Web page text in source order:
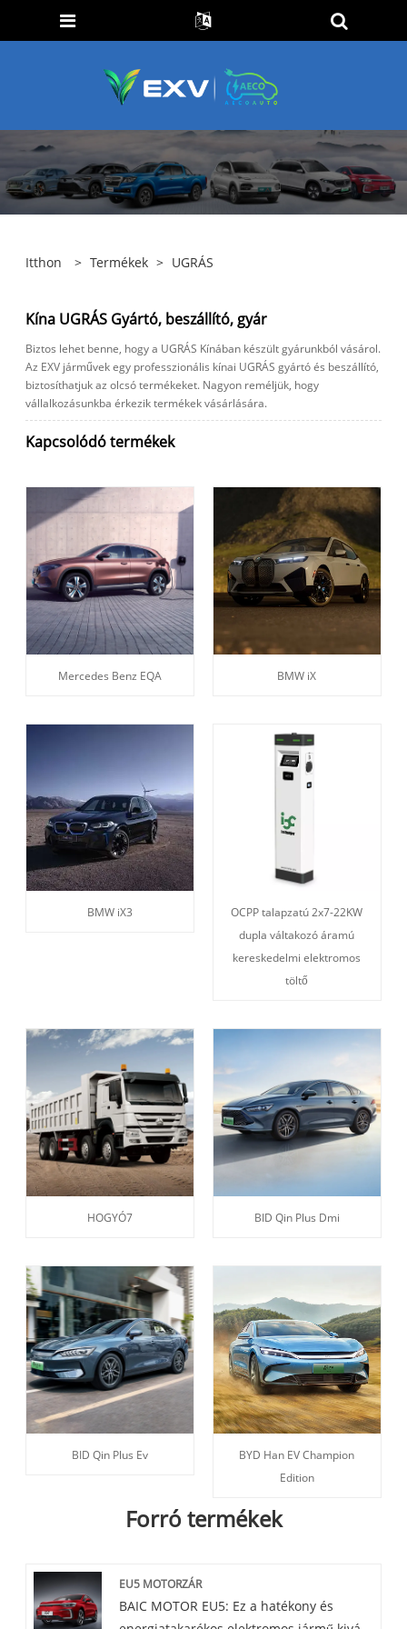
Itthon > Termékek > UGRÁS
Kína UGRÁS Gyártó, beszállító, gyár
Biztos lehet benne, hogy a UGRÁS Kínában készült gyárunkból vásárol.
Az EXV járművek egy professzionális kínai UGRÁS gyártó és beszállító,
biztosíthatjuk az olcsó termékeket. Nagyon reméljük, hogy
vállalkozásunkba érkezik termékek vásárlására.
Kapcsolódó termékek
Mercedes Benz EQA BMW iX
BMW iX3
OCPP talapzatú 2x7-22KW
dupla váltakozó áramú
kereskedelmi elektromos
töltő
HOGYÓ7 BID Qin Plus Dmi
BID Qin Plus Ev
BYD Han EV Champion
Edition
Forró termékek
EU5 MOTORZÁR
BAIC MOTOR EU5: Ez a hatékony és